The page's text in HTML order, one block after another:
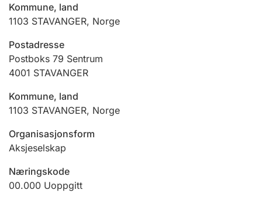
Ektepaktveileder
Offentlig sektor
Kommune, land
1103 STAVANGER, Norge
Postadresse
Postboks 79 Sentrum
4001 STAVANGER
Kommune, land
1103 STAVANGER, Norge
Organisasjonsform
Aksjeselskap
Næringskode
00.000 Uoppgitt